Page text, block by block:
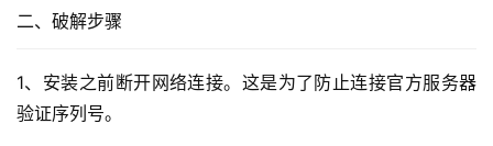
二、破解步骤
1、安装之前断开网络连接。这是为了防止连接官方服务器
验证序列号。